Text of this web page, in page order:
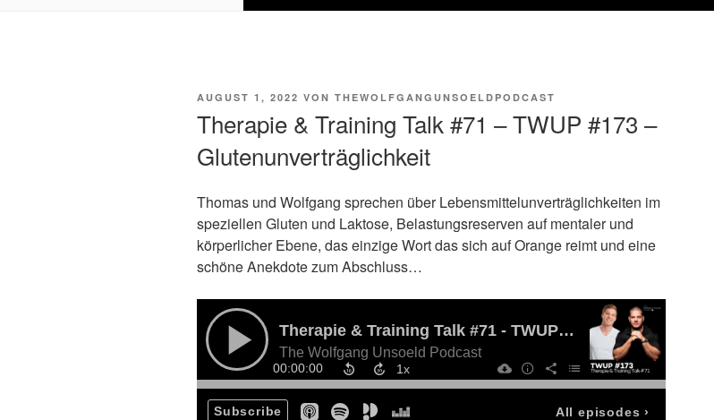
VERÖFFENTLICHT
AUGUST 1, 2022 VON THEWOLFGANGUNSOELDPODCAST
Therapie & Training Talk #71 – TWUP #173 –
Glutenunverträglichkeit
Thomas und Wolfgang sprechen über Lebensmittelunverträglichkeiten im
speziellen Gluten und Laktose, Belastungsreserven auf mentaler und
körperlicher Ebene, das einzige Wort das sich auf Orange reimt und eine
schöne Anekdote zum Abschluss…